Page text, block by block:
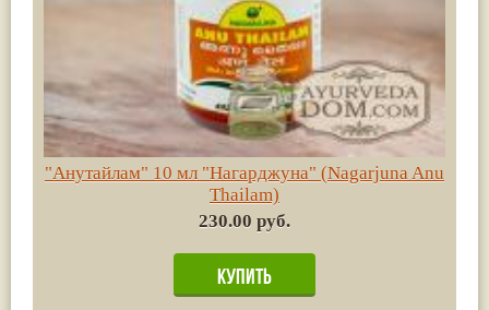
"Анутайлам" 10 мл "Нагарджуна" (Nagarjuna Anu
Thailam)
230.00 руб.